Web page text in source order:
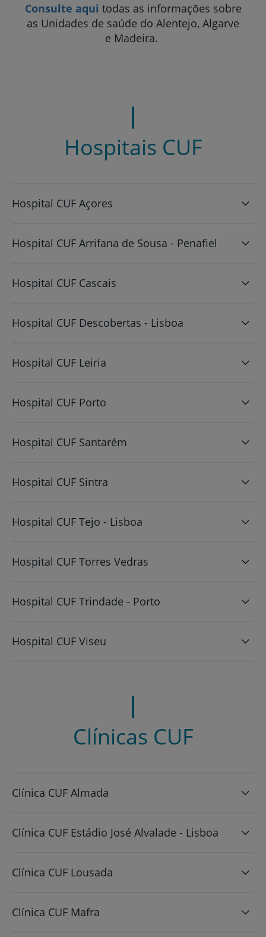
Consulte aqui todas as informações sobre
as Unidades de saúde do Alentejo, Algarve
e Madeira.
Hospitais CUF
Hospital CUF Açores
Hospital CUF Arrifana de Sousa - Penafiel
Hospital CUF Cascais
Hospital CUF Descobertas - Lisboa
Hospital CUF Leiria
Hospital CUF Porto
Hospital CUF Santarém
Hospital CUF Sintra
Hospital CUF Tejo - Lisboa
Hospital CUF Torres Vedras
Hospital CUF Trindade - Porto
Hospital CUF Viseu
Clínicas CUF
Clínica CUF Almada
Clínica CUF Estádio José Alvalade - Lisboa
Clínica CUF Lousada
Clínica CUF Mafra